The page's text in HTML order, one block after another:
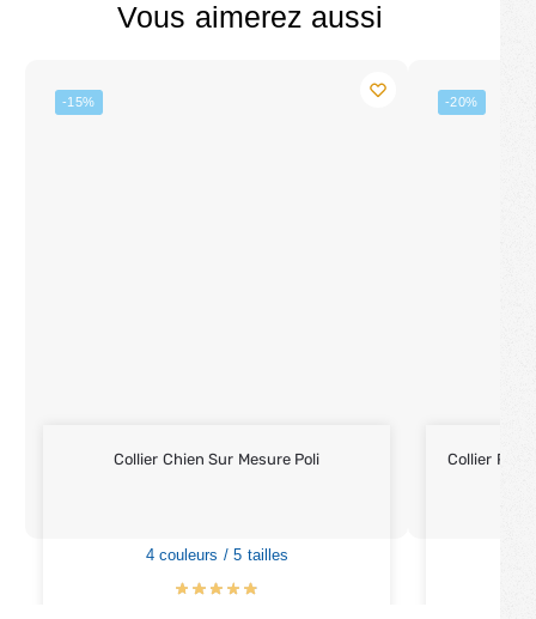
Vous aimerez aussi
-15%
Collier Chien Sur Mesure Poli
4 couleurs / 5 tailles
-20%
Collier Pour